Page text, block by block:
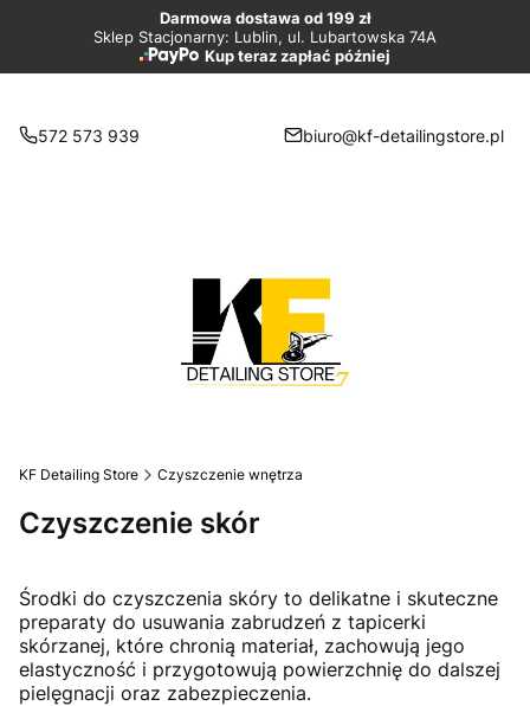
Darmowa dostawa od 199 zł
Sklep Stacjonarny: Lublin, ul. Lubartowska 74A
Kup teraz zapłać później
572 573 939 biuro@kf-detailingstore.pl
KF Detailing Store Czyszczenie wnętrza
Czyszczenie skór
Środki do czyszczenia skóry to delikatne i skuteczne
preparaty do usuwania zabrudzeń z tapicerki
skórzanej, które chronią materiał, zachowują jego
elastyczność i przygotowują powierzchnię do dalszej
pielęgnacji oraz zabezpieczenia.